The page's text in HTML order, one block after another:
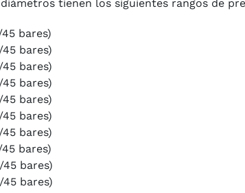
tienen los siguientes rangos de
bares)
bares)
bares)
bares)
bares)
bares)
bares)
bares)
bares)
bares)